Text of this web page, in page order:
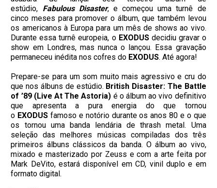
estúdio, Fabulous Disaster, e começou uma turnê de
cinco meses para promover o álbum, que também levou
os americanos à Europa para um mês de shows ao vivo.
Durante essa turnê europeia, o EXODUSdecidiu gravar o
show em Londres, mas nunca o lançou. Essa gravação
permaneceu inédita nos cofres do EXODUS. Até agora!
Prepare-se para um som muito mais agressivo e cru do
que nos álbuns de estúdio. British Disaster: The Battle
of ’89 (Live At The Astoria) é o álbum ao vivo definitivo
que apresenta a pura energia do que tornou
o EXODUS famoso e notório durante os anos 80 e o que
os tornou uma banda lendária de thrash metal. Uma
seleção das melhores músicas compiladas dos três
primeiros álbuns clássicos da banda. O álbum ao vivo,
mixado e masterizado por Zeuss e com a arte feita por
Mark DeVito, estará disponível em CD, vinil duplo e em
formato digital.